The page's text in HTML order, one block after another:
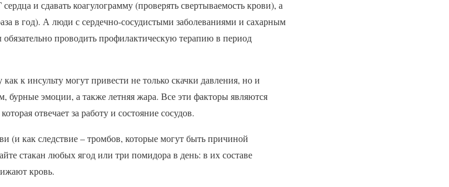
и сдавать коагулограмму (проверять свертываемость крови), а
в год). А люди с сердечно-сосудистыми заболеваниями и сахарным
проводить профилактическую терапию в период
к инсульту могут привести не только скачки давления, но и
бурные эмоции, а также летняя жара. Все эти факторы являются
отвечает за работу и состояние сосудов.
(и как следствие – тромбов, которые могут быть причиной
стакан любых ягод или три помидора в день: в их составе
кровь.